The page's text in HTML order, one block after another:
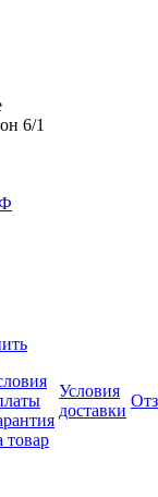
6/1
товар
Условия
доставки